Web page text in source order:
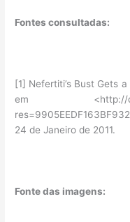
Fontes consultadas:
[1] Nefertiti’s Bust Gets
em <http://
24 de Janeiro de 2011.
Fonte das imagens: